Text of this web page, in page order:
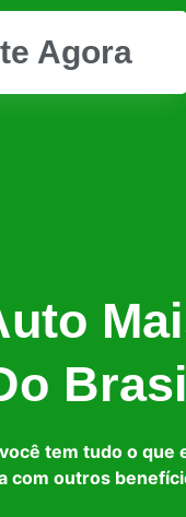
Agora
tem tudo o que
com outros